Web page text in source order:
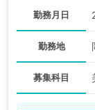
勤務月日
勤務地
募集科目